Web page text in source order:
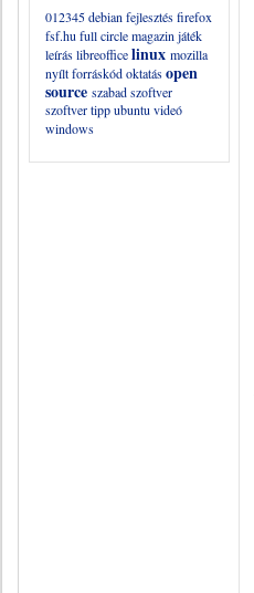
012345debian fejlesztésfirefox
fsf.hu full circle magazin játék
leíráslibreofficelinux mozilla
nyílt forráskódoktatásopen
source szabad szoftver
szoftvertippubuntu videó
windows